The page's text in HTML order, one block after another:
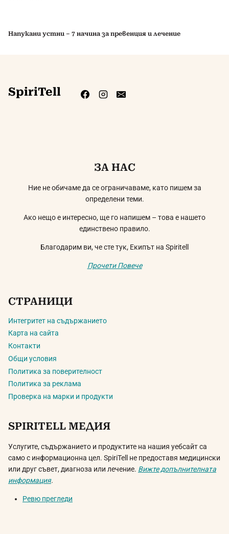
Напукани устни – 7 начина за превенция и лечение
SpiriTell
ЗА НАС
Ние не обичаме да се ограничаваме, като пишем за
определени теми.
Ако нещо е интересно, ще го напишем – това е нашето
единствено правило.
Благодарим ви, че сте тук, Екипът на Spiritell
Прочети Повече
СТРАНИЦИ
Интегритет на съдържанието
Карта на сайта
Контакти
Общи условия
Политика за поверителност
Политика за реклама
Проверка на марки и продукти
SPIRITELL МЕДИЯ
Услугите, съдържанието и продуктите на нашия уебсайт са
само с информационна цел. SpiriTell не предоставя медицински
или друг съвет, диагноза или лечение. Вижте допълнителната
информация.
Ревю прегледи